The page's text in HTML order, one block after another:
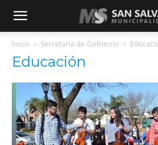
Inicio Secretaría de Gobierno
Educación